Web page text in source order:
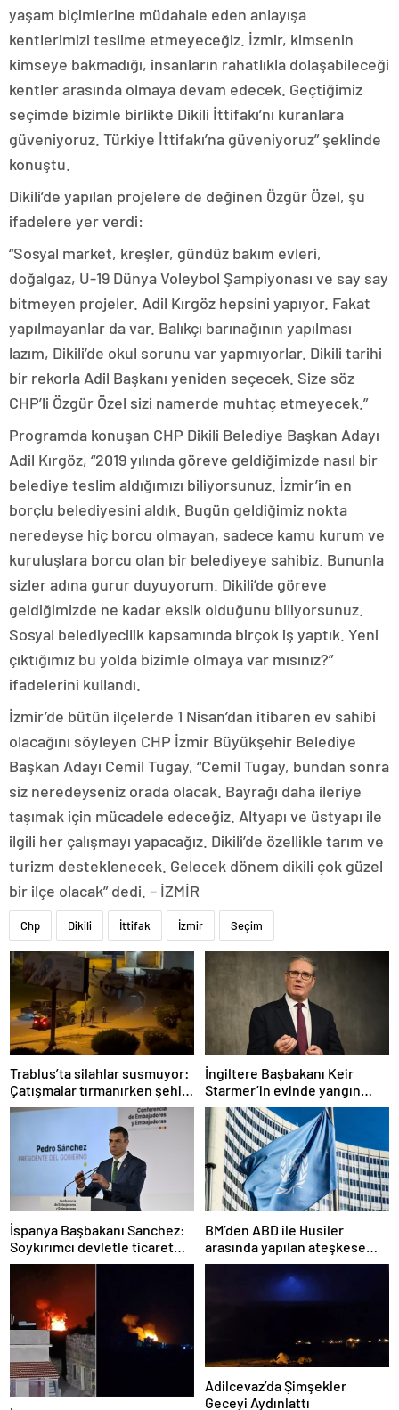
yaşam biçimlerine müdahale eden anlayışa
kentlerimizi teslime etmeyeceğiz. İzmir, kimsenin
kimseye bakmadığı, insanların rahatlıkla dolaşabileceği
kentler arasında olmaya devam edecek. Geçtiğimiz
seçimde bizimle birlikte Dikili İttifakı’nı kuranlara
güveniyoruz. Türkiye İttifakı’na güveniyoruz” şeklinde
konuştu.
Dikili’de yapılan projelere de değinen Özgür Özel, şu
ifadelere yer verdi:
“Sosyal market, kreşler, gündüz bakım evleri,
doğalgaz, U-19 Dünya Voleybol Şampiyonası ve say say
bitmeyen projeler. Adil Kırgöz hepsini yapıyor. Fakat
yapılmayanlar da var. Balıkçı barınağının yapılması
lazım, Dikili’de okul sorunu var yapmıyorlar. Dikili tarihi
bir rekorla Adil Başkanı yeniden seçecek. Size söz
CHP’li Özgür Özel sizi namerde muhtaç etmeyecek.”
Programda konuşan CHP Dikili Belediye Başkan Adayı
Adil Kırgöz, “2019 yılında göreve geldiğimizde nasıl bir
belediye teslim aldığımızı biliyorsunuz. İzmir’in en
borçlu belediyesini aldık. Bugün geldiğimiz nokta
neredeyse hiç borcu olmayan, sadece kamu kurum ve
kuruluşlara borcu olan bir belediyeye sahibiz. Bununla
sizler adına gurur duyuyorum. Dikili’de göreve
geldiğimizde ne kadar eksik olduğunu biliyorsunuz.
Sosyal belediyecilik kapsamında birçok iş yaptık. Yeni
çıktığımız bu yolda bizimle olmaya var mısınız?”
ifadelerini kullandı.
İzmir’de bütün ilçelerde 1 Nisan’dan itibaren ev sahibi
olacağını söyleyen CHP İzmir Büyükşehir Belediye
Başkan Adayı Cemil Tugay, “Cemil Tugay, bundan sonra
siz neredeyseniz orada olacak. Bayrağı daha ileriye
taşımak için mücadele edeceğiz. Altyapı ve üstyapı ile
ilgili her çalışmayı yapacağız. Dikili’de özellikle tarım ve
turizm desteklenecek. Gelecek dönem dikili çok güzel
bir ilçe olacak” dedi. – İZMİR
Chp Dikili İttifak İzmir Seçim
Trablus’ta silahlar susmuyor:
Çatışmalar tırmanırken şehir
alarmda
İngiltere Başbakanı Keir
Starmer’in evinde yangın
çıktı
İspanya Başbakanı Sanchez:
Soykırımcı devletle ticaret
yapmayız
BM’den ABD ile Husiler
arasında yapılan ateşkese
ilişkin değerlendirme
Adilcevaz’da Şimşekler
Geceyi Aydınlattı